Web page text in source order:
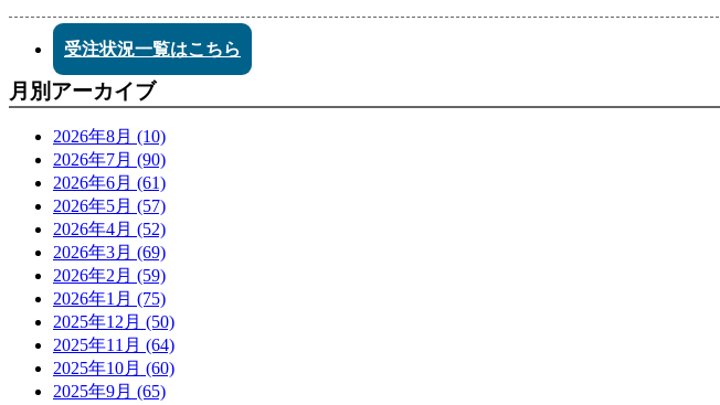
受注状況一覧はこちら
月別アーカイブ
2026年8月 (10)
2026年7月 (90)
2026年6月 (61)
2026年5月 (57)
2026年4月 (52)
2026年3月 (69)
2026年2月 (59)
2026年1月 (75)
2025年12月 (50)
2025年11月 (64)
2025年10月 (60)
2025年9月 (65)